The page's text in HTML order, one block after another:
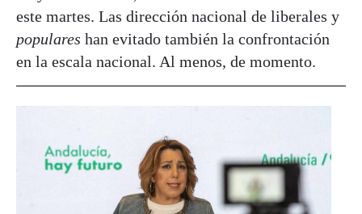
este martes. Las dirección nacional de liberales y
populares han evitado también la confrontación
en la escala nacional. Al menos, de momento.